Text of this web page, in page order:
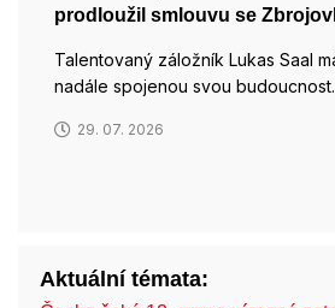
prodloužil smlouvu se
Talentovaný záložník Lukas Saal
nadále spojenou svou
29. 07. 2026
Aktuální témata: